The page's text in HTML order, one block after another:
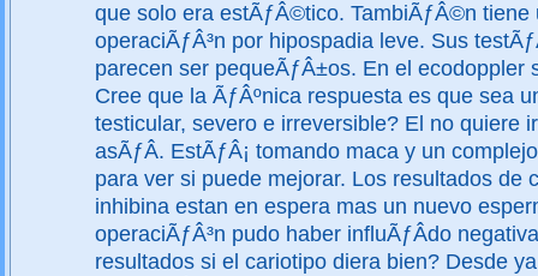
que solo era estÃƒÂ©tico. TambiÃƒÂ©n tiene
operaciÃƒÂ³n por hipospadia leve. Sus
parecen ser pequeÃƒÂ±os. En el ecodoppler
Cree que la ÃƒÂºnica respuesta es que sea
testicular, severo e irreversible? El no quiere
asÃƒÂ­. EstÃƒÂ¡ tomando maca y un
para ver si puede mejorar. Los resultados de
inhibina estan en espera mas un nuevo
operaciÃƒÂ³n pudo haber influÃƒÂ­do
resultados si el cariotipo diera bien? Desde